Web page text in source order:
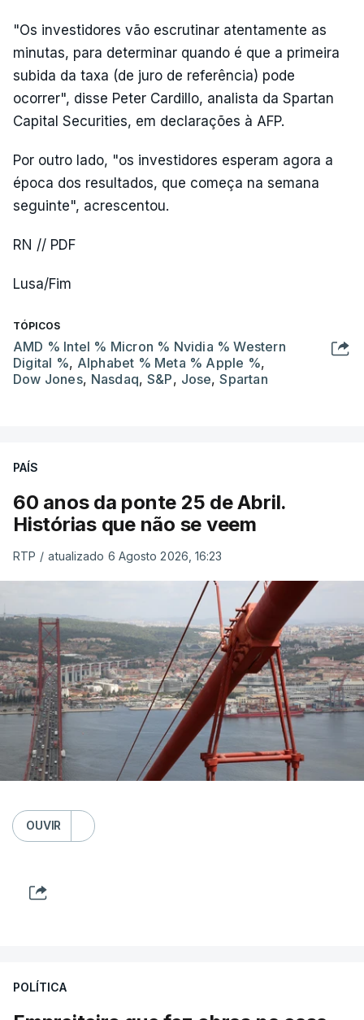
"Os investidores vão escrutinar atentamente as
minutas, para determinar quando é que a primeira
subida da taxa (de juro de referência) pode
ocorrer", disse Peter Cardillo, analista da Spartan
Capital Securities, em declarações à AFP.
Por outro lado, "os investidores esperam agora a
época dos resultados, que começa na semana
seguinte", acrescentou.
RN // PDF
Lusa/Fim
TÓPICOS
AMD % Intel % Micron % Nvidia % Western
Digital %, Alphabet % Meta % Apple %,
Dow Jones, Nasdaq,S&P, Jose,Spartan
PAÍS
60 anos da ponte 25 de Abril.
Histórias que não se veem
RTP / atualizado 6 Agosto 2026, 16:23
OUVIR
POLÍTICA